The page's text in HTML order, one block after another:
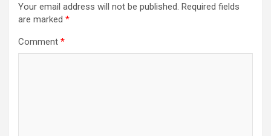
Your email address will not be published. Required fields
are marked *
Comment *